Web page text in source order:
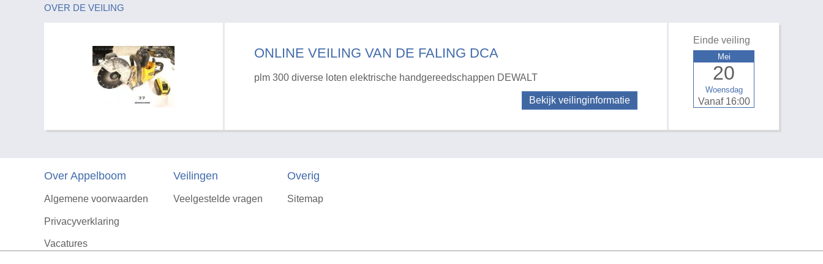
OVER DE VEILING
ONLINE VEILING VAN DE FALING DCA
plm 300 diverse loten elektrische handgereedschappen DEWALT
Bekijk veilinginformatie
Einde veiling
Woensdag
20
Mei
Vanaf 16:00
Over Appelboom
Algemene voorwaarden
Privacyverklaring
Vacatures
Veilingen
Veelgestelde vragen
Overig
Sitemap